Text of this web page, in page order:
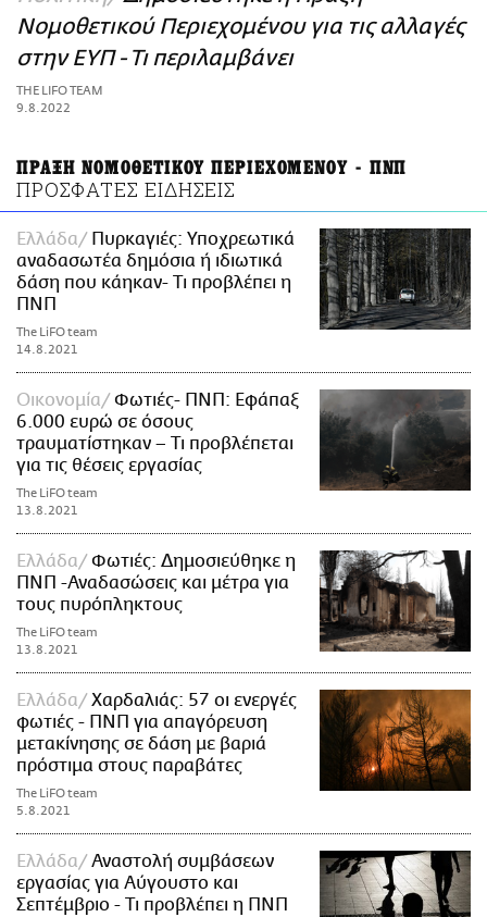
ΑΜΠΑ
PRINT
Νομοθετικού Περιεχομένου για τις αλλαγές
στην ΕΥΠ - Τι περιλαμβάνει
THE LIFO TEAM
9.8.2022
ΠΡΑΞΗ ΝΟΜΟΘΕΤΙΚΟΥ ΠΕΡΙΕΧΟΜΕΝΟΥ - ΠΝΠ
ΠΡΟΣΦΑΤΕΣ ΕΙΔΗΣΕΙΣ
Ελλάδα
Πυρκαγιές: Υποχρεωτικά
αναδασωτέα δημόσια ή ιδιωτικά
δάση που κάηκαν- Τι προβλέπει η
ΠΝΠ
The LiFO team
14.8.2021
Οικονομία
Φωτιές- ΠΝΠ: Εφάπαξ
6.000 ευρώ σε όσους
τραυματίστηκαν – Τι προβλέπεται
για τις θέσεις εργασίας
The LiFO team
13.8.2021
Ελλάδα
Φωτιές: Δημοσιεύθηκε η
ΠΝΠ -Αναδασώσεις και μέτρα για
τους πυρόπληκτους
The LiFO team
13.8.2021
Ελλάδα
Χαρδαλιάς: 57 οι ενεργές
φωτιές - ΠΝΠ για απαγόρευση
μετακίνησης σε δάση με βαριά
πρόστιμα στους παραβάτες
The LiFO team
5.8.2021
Ελλάδα
Αναστολή συμβάσεων
εργασίας για Αύγουστο και
Σεπτέμβριο - Τι προβλέπει η ΠΝΠ